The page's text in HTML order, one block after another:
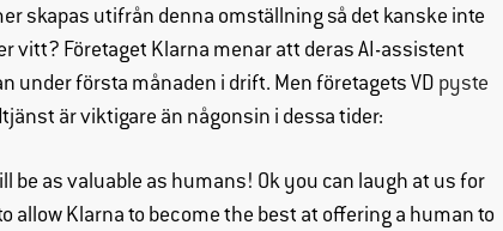
skapas utifrån denna omställning så det kanske inte
vitt? Företaget Klarna menar att deras AI-assistent
under första månaden i drift. Men företagets VD pyste
är viktigare än någonsin i dessa tider:
be as valuable as humans! Ok you can laugh at us for
allow Klarna to become the best at offering a human to
att
hemsidan
över huvud
fungera.
Statistik